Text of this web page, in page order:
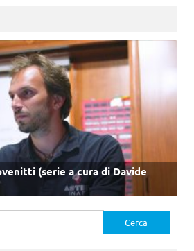
(serie a cura di Davide